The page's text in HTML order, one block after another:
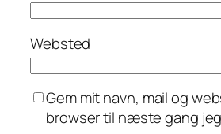
Websted
Gem mit navn, mail og
browser til næste gang